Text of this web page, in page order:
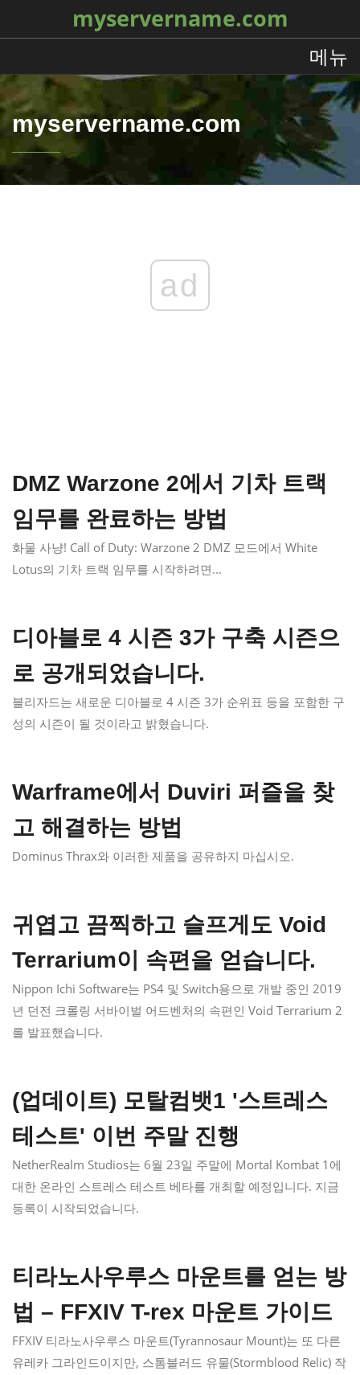
myservername.com
메뉴
myservername.com
ad
DMZ Warzone 2에서 기차 트랙
임무를 완료하는 방법
화물 사냥! Call of Duty: Warzone 2 DMZ 모드에서 White
Lotus의 기차 트랙 임무를 시작하려면...
디아블로 4 시즌 3가 구축 시즌으
로 공개되었습니다.
블리자드는 새로운 디아블로 4 시즌 3가 순위표 등을 포함한 구
성의 시즌이 될 것이라고 밝혔습니다.
Warframe에서 Duviri 퍼즐을 찾
고 해결하는 방법
Dominus Thrax와 이러한 제품을 공유하지 마십시오.
귀엽고 끔찍하고 슬프게도 Void
Terrarium이 속편을 얻습니다.
Nippon Ichi Software는 PS4 및 Switch용으로 개발 중인 2019
년 던전 크롤링 서바이벌 어드벤처의 속편인 Void Terrarium 2
를 발표했습니다.
(업데이트) 모탈컴뱃1 '스트레스
테스트' 이번 주말 진행
NetherRealm Studios는 6월 23일 주말에 Mortal Kombat 1에
대한 온라인 스트레스 테스트 베타를 개최할 예정입니다. 지금
등록이 시작되었습니다.
티라노사우루스 마운트를 얻는 방
법 – FFXIV T-rex 마운트 가이드
FFXIV 티라노사우루스 마운트(Tyrannosaur Mount)는 또 다른
유레카 그라인드이지만, 스톰블러드 유물(Stormblood Relic) 작